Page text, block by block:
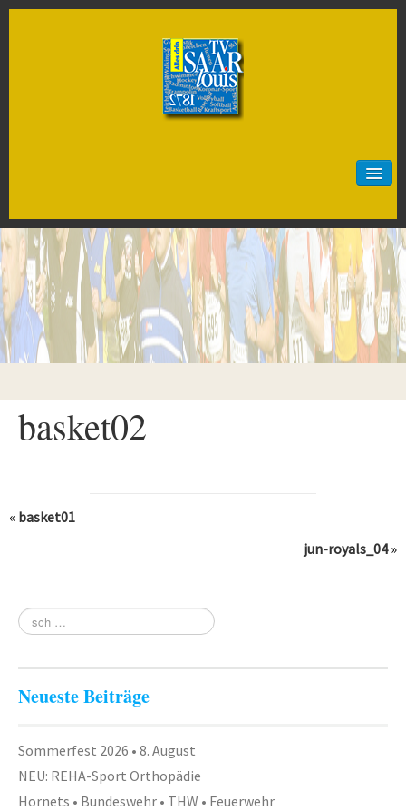
Sportarten
Artistik
Badminton
Baseball
Fitness
Aqua-Jogging
Lungensport – REHA
Orthopädie – REHA
Rückenschule
Tai Chi
Yoga
basket02
« basket01
jun-royals_04»
Neueste Beiträge
Sommerfest 2026 • 8. August
NEU: REHA-Sport Orthopädie
Hornets • Bundeswehr • THW • Feuerwehr